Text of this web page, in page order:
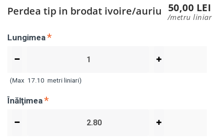
Perdea tip in brodat ivoire/auriu 50,00 LEI
/metru liniar
Lungimea
(Max 17.10 metri liniari)
Înălţimea